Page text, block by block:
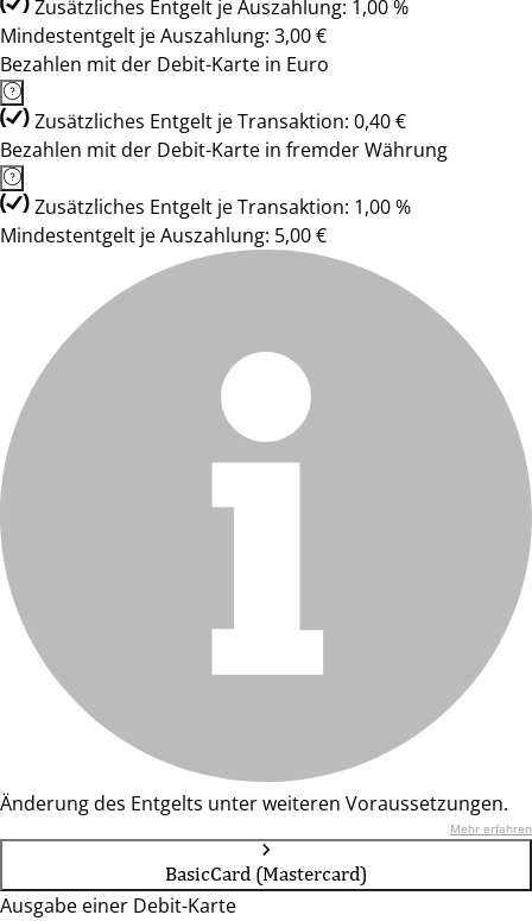
Zusätzliches Entgelt je Auszahlung: 1,00 %
Mindestentgelt je Auszahlung: 3,00 €
Bezahlen mit der Debit-Karte in Euro
Zusätzliches Entgelt je Transaktion: 0,40 €
Bezahlen mit der Debit-Karte in fremder Währung
Zusätzliches Entgelt je Transaktion: 1,00 %
Mindestentgelt je Auszahlung: 5,00 €
Änderung des Entgelts unter weiteren Voraussetzungen.
Mehr erfahren
BasicCard (Mastercard)
Ausgabe einer Debit-Karte